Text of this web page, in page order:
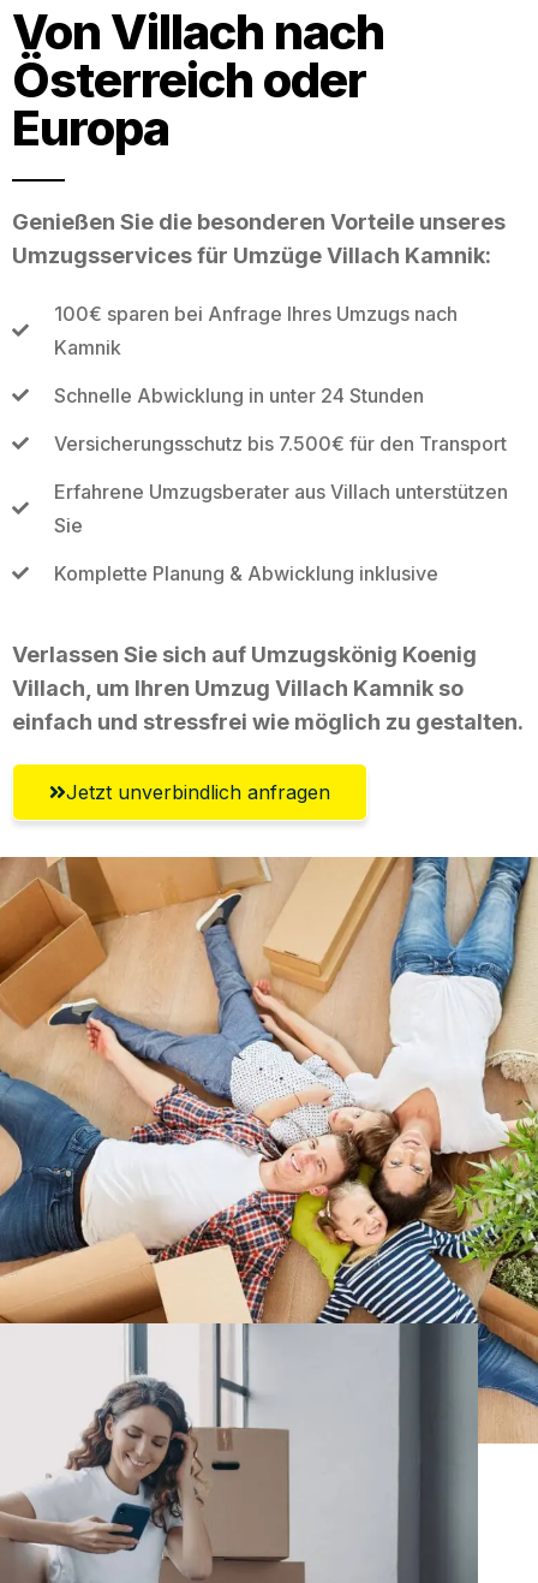
Von Villach nach
Österreich oder
Europa
Genießen Sie die besonderen Vorteile unseres
Umzugsservices für Umzüge Villach Kamnik:
100€ sparen bei Anfrage Ihres Umzugs nach
Kamnik
Schnelle Abwicklung in unter 24 Stunden
Versicherungsschutz bis 7.500€ für den Transport
Erfahrene Umzugsberater aus Villach unterstützen
Sie
Komplette Planung & Abwicklung inklusive
Verlassen Sie sich auf Umzugskönig Koenig
Villach, um Ihren Umzug Villach Kamnik so
einfach und stressfrei wie möglich zu gestalten.
Jetzt unverbindlich anfragen